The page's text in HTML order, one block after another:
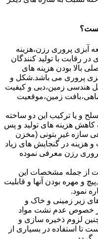
آبزی پروری رزن،هزینه
در رقابت با تولید کنندگان
بالا بودن هزینه های
پروری می باشد.شکل و
هندسی زمین،دبی و کیفیت
زمین،موقعیت
و یا ترکیب این دو ساخته
هزینه های تولید و پس
سازه غیر بتونی (مخزن
هزینه در گنجایش های زیاد
رزن معرفی نموده
از جمله مشخصات این
و مهره بودن آنها و قابلیت
نمود.
زیر زمینی و خاک و
خصوص عدم نشت مواد
لزوم ذخیره سازی و
تا استفاده در بسیاری از